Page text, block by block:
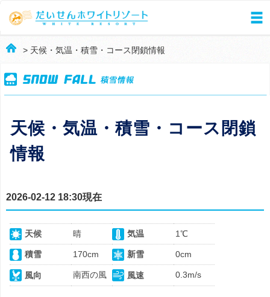
> 天候・気温・積雪・コース閉鎖情報
天候・気温・積雪・コース閉鎖
情報
2026-02-12 18:30現在
天候 晴 気温 1℃
積雪 170cm 新雪 0cm
風向 南西の風 風速 0.3m/s